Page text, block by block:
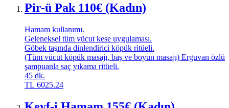
Pir-ü Pak 110€ (Kadın)
Hamam kullanımı.
Geleneksel tüm vücut kese uygulaması.
Göbek taşında dinlendirici köpük ritüeli.
(Tüm vücut köpük masajı, baş ve boyun masajı) Erguvan özlü
şampuanla saç yıkama ritüeli.
45 dk.
TL 6025.24